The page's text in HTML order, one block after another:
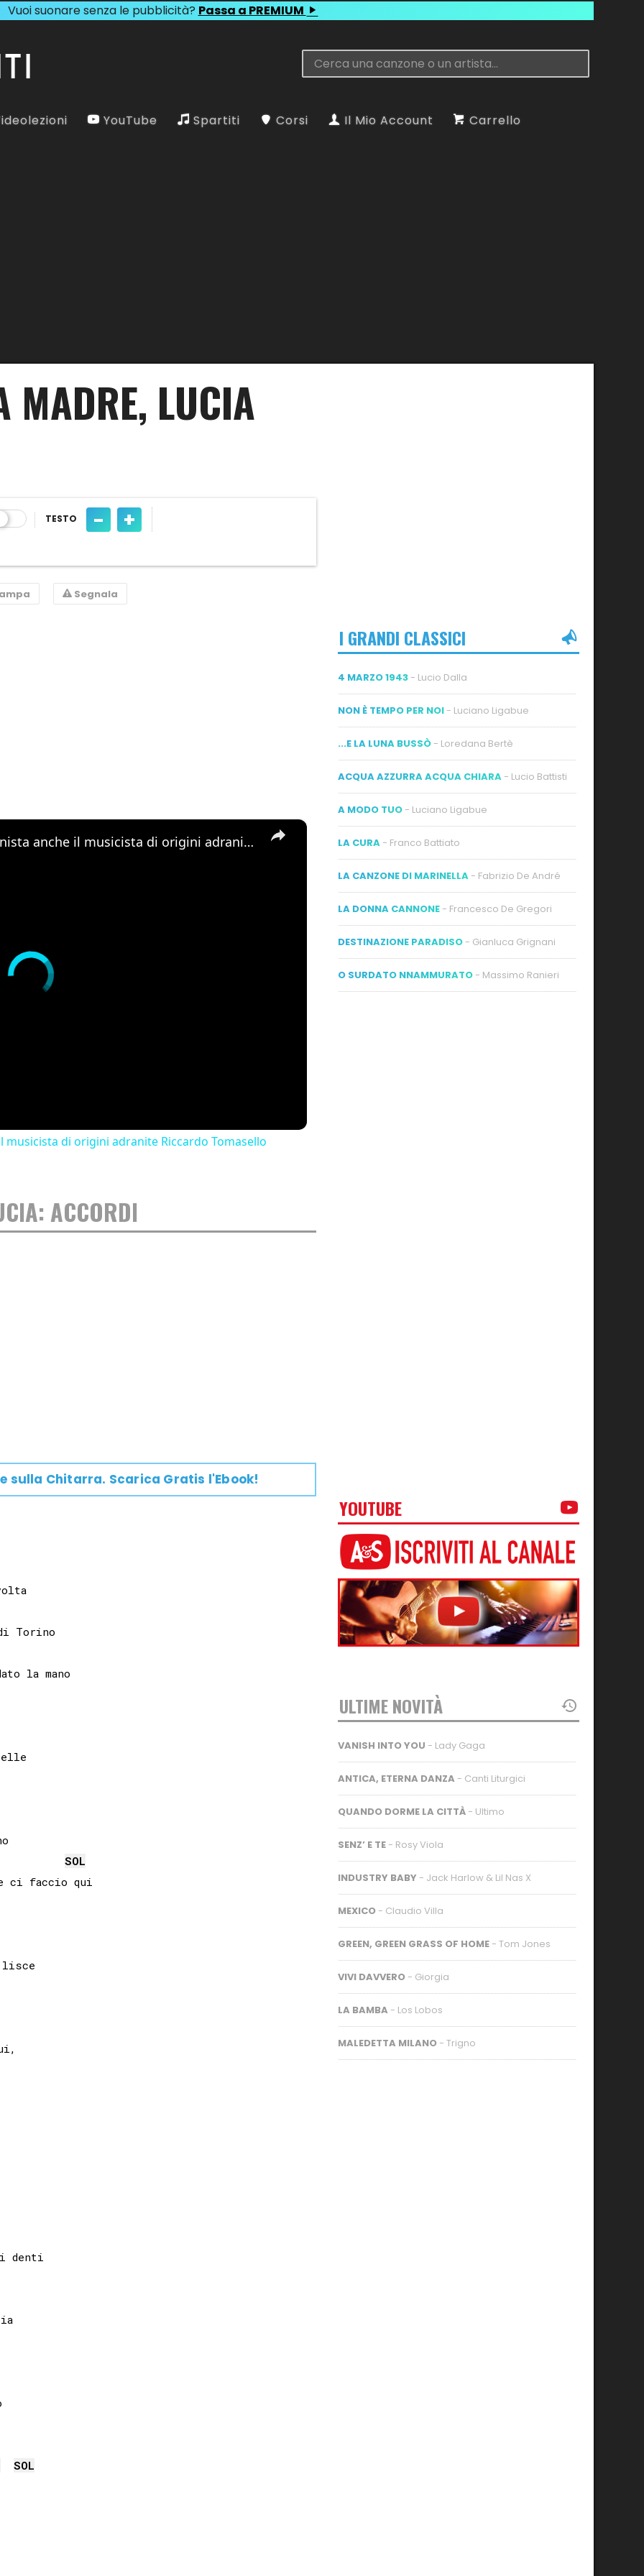
Vuoi suonare senza le pubblicità? Passa a PREMIUM
YouTube Spartiti Corsi Il Mio Account Carrello
MADRE, LUCIA
TESTO - +
Segnala
×
Alla “Festa della Musica” protagonista anche il musicista di origini adranite Riccardo Tomasello
musicista di origini adranite Riccardo Tomasello
ACCORDI
sulla Chitarra. Scarica Gratis l'Ebook!
Torino
SOL
ci faccio qui
lisce
denti
SOL
I GRANDI CLASSICI
4 MARZO 1943 - Lucio Dalla
NON È TEMPO PER NOI - Luciano Ligabue
...E LA LUNA BUSSÒ - Loredana Bertè
ACQUA AZZURRA ACQUA CHIARA - Lucio Battisti
A MODO TUO - Luciano Ligabue
LA CURA - Franco Battiato
LA CANZONE DI MARINELLA - Fabrizio De André
LA DONNA CANNONE - Francesco De Gregori
DESTINAZIONE PARADISO - Gianluca Grignani
O SURDATO NNAMMURATO - Massimo Ranieri
YOUTUBE
ULTIME NOVITÀ
VANISH INTO YOU - Lady Gaga
ANTICA, ETERNA DANZA - Canti Liturgici
QUANDO DORME LA CITTÀ - Ultimo
SENZ’ E TE - Rosy Viola
INDUSTRY BABY - Jack Harlow & Lil Nas X
MEXICO - Claudio Villa
GREEN, GREEN GRASS OF HOME - Tom Jones
VIVI DAVVERO - Giorgia
LA BAMBA - Los Lobos
MALEDETTA MILANO - Trigno